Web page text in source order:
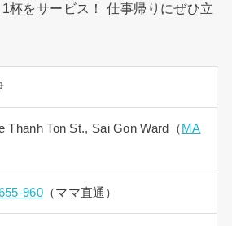
杯をサービス！ 仕事帰りにぜひ立
Thanh Ton St., Sai Gon Ward（ MA
960（ママ直通）